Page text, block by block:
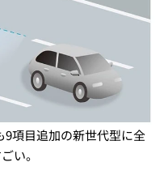
項目追加の新世代型に全
い。